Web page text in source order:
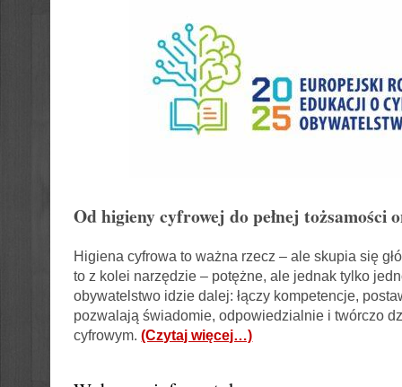
Od higieny cyfrowej do pełnej tożsamości
Higiena cyfrowa to ważna rzecz – ale skupia się
to z kolei narzędzie – potężne, ale jednak tylko
obywatelstwo idzie dalej: łączy kompetencje,
pozwalają świadomie, odpowiedzialnie i twórczo
cyfrowym.(Czytaj więcej…)